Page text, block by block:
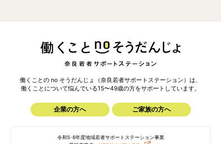
働くことの no そうだんじょ（奈良若者サポートステーション）は、
働くことについて悩んでいる15〜49歳の方をサポートしています。
企業の方へ ご家族の方へ
令和5･6年度地域若者サポートステーション事業